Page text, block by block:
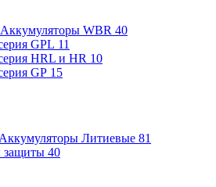
Аккумуляторы WBR 40
GPL 11
HRL и HR 10
GP 15
Аккумуляторы Литиевые 81
защиты 40